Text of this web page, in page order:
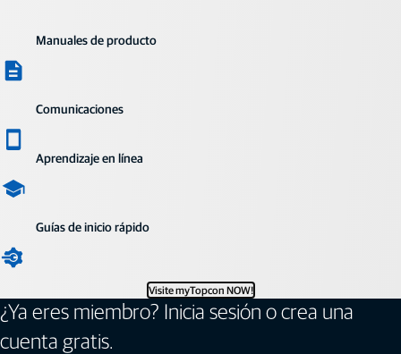
Manuales de producto
Comunicaciones
Aprendizaje en línea
Guías de inicio rápido
Visite myTopcon NOW!
¿Ya eres miembro? Inicia sesión o crea una
cuenta gratis.